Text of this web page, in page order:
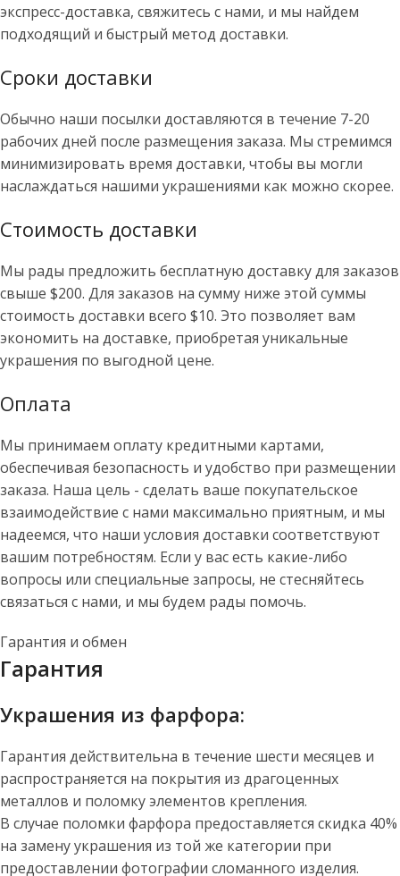
экспресс-доставка, свяжитесь с нами, и мы найдем
подходящий и быстрый метод доставки.
Сроки доставки
Обычно наши посылки доставляются в течение 7-20
рабочих дней после размещения заказа. Мы стремимся
минимизировать время доставки, чтобы вы могли
наслаждаться нашими украшениями как можно скорее.
Стоимость доставки
Мы рады предложить бесплатную доставку для заказов
свыше $200. Для заказов на сумму ниже этой суммы
стоимость доставки всего $10. Это позволяет вам
экономить на доставке, приобретая уникальные
украшения по выгодной цене.
Оплата
Мы принимаем оплату кредитными картами,
обеспечивая безопасность и удобство при размещении
заказа. Наша цель - сделать ваше покупательское
взаимодействие с нами максимально приятным, и мы
надеемся, что наши условия доставки соответствуют
вашим потребностям. Если у вас есть какие-либо
вопросы или специальные запросы, не стесняйтесь
связаться с нами, и мы будем рады помочь.
Гарантия и обмен
Гарантия
Украшения из фарфора:
Гарантия действительна в течение шести месяцев и
распространяется на покрытия из драгоценных
металлов и поломку элементов крепления.
В случае поломки фарфора предоставляется скидка 40%
на замену украшения из той же категории при
предоставлении фотографии сломанного изделия.